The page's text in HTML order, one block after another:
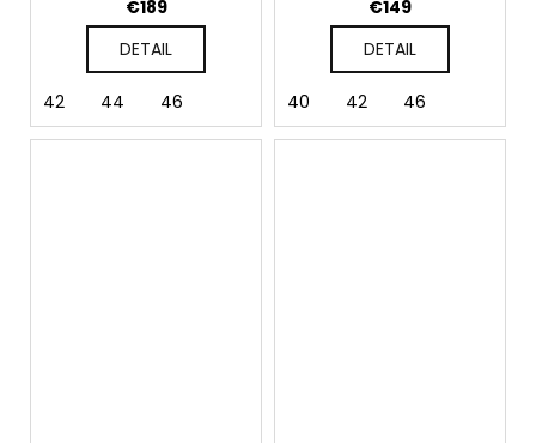
€189
DETAIL
42 44 46
€149
DETAIL
40 42 46